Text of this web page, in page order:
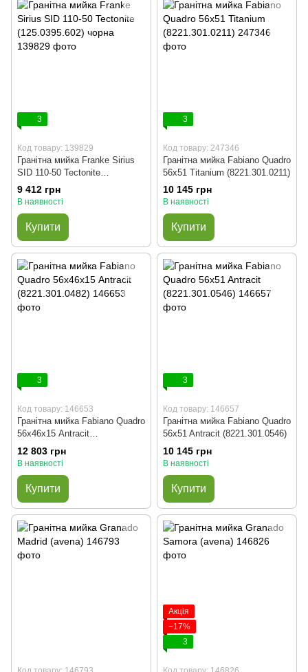
3
Код товару: 139829
Гранітна мийка Franke Sirius
SID 110-50 Tectonite
(125.0395.602) чорна
9 412 грн
В наявності
Купити
3
Код товару: 247346
Гранітна мийка Fabiano Quadro
56x51 Titanium (8221.301.0211)
10 145 грн
В наявності
Купити
3
Код товару: 146653
Гранітна мийка Fabiano Quadro
56x46х15 Antracit
(8221.301.0482)
12 803 грн
В наявності
Купити
3
Код товару: 146657
Гранітна мийка Fabiano Quadro
56x51 Antracit (8221.301.0546)
10 145 грн
В наявності
Купити
Акція
−17%
3